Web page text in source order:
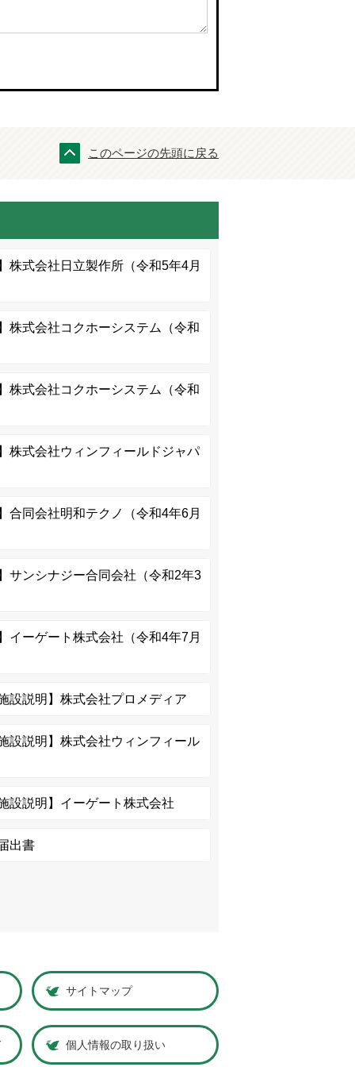
このページの先頭に戻る
株式会社日立製作所（令和5年4月
株式会社コクホーシステム（令和
株式会社コクホーシステム（令和
株式会社ウィンフィールドジャパ
合同会社明和テクノ（令和4年6月
サンシナジー合同会社（令和2年3
イーゲート株式会社（令和4年7月
設説明】株式会社プロメディア
設説明】株式会社ウィンフィール
設説明】イーゲート株式会社
出書
サイトマップ
個人情報の取り扱い